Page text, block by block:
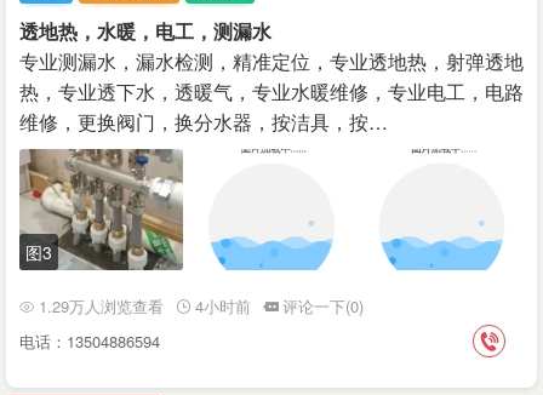
透地热，水暖，电工，测漏水
专业测漏水，漏水检测，精准定位，专业透地热，射弹透地
热，专业透下水，透暖气，专业水暖维修，专业电工，电路
维修，更换阀门，换分水器，按洁具，按…
图3
1.29万人浏览查看 4小时前
评论一下(0)
电话：13504886594